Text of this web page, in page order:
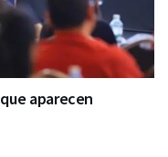
aparecen